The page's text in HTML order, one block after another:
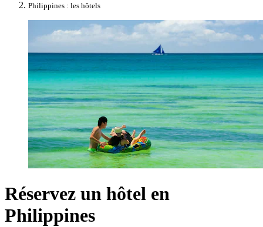
Philippines : les hôtels
Réservez un hôtel en
Philippines